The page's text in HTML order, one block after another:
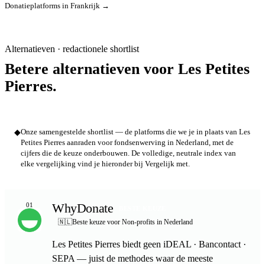
Donatieplatforms in Frankrijk →
Alternatieven · redactionele shortlist
Betere alternatieven voor Les Petites
Pierres.
◆Onze samengestelde shortlist — de platforms die we je in plaats van Les
Petites Pierres aanraden voor fondsenwerving in Nederland, met de
cijfers die de keuze onderbouwen. De volledige, neutrale index van
elke vergelijking vind je hieronder bij Vergelijk met.
01 WhyDonate
🇳🇱Beste keuze voor Non-profits in Nederland
Les Petites Pierres biedt geen iDEAL · Bancontact ·
SEPA — juist de methodes waar de meeste